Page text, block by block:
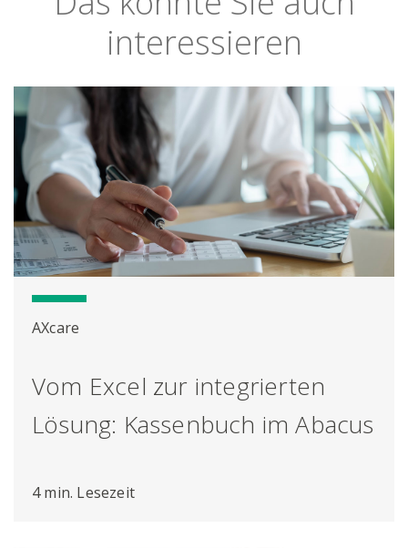
interessieren
AXcare
Vom Excel zur integrierten
Lösung: Kassenbuch im Abacus
4 min. Lesezeit